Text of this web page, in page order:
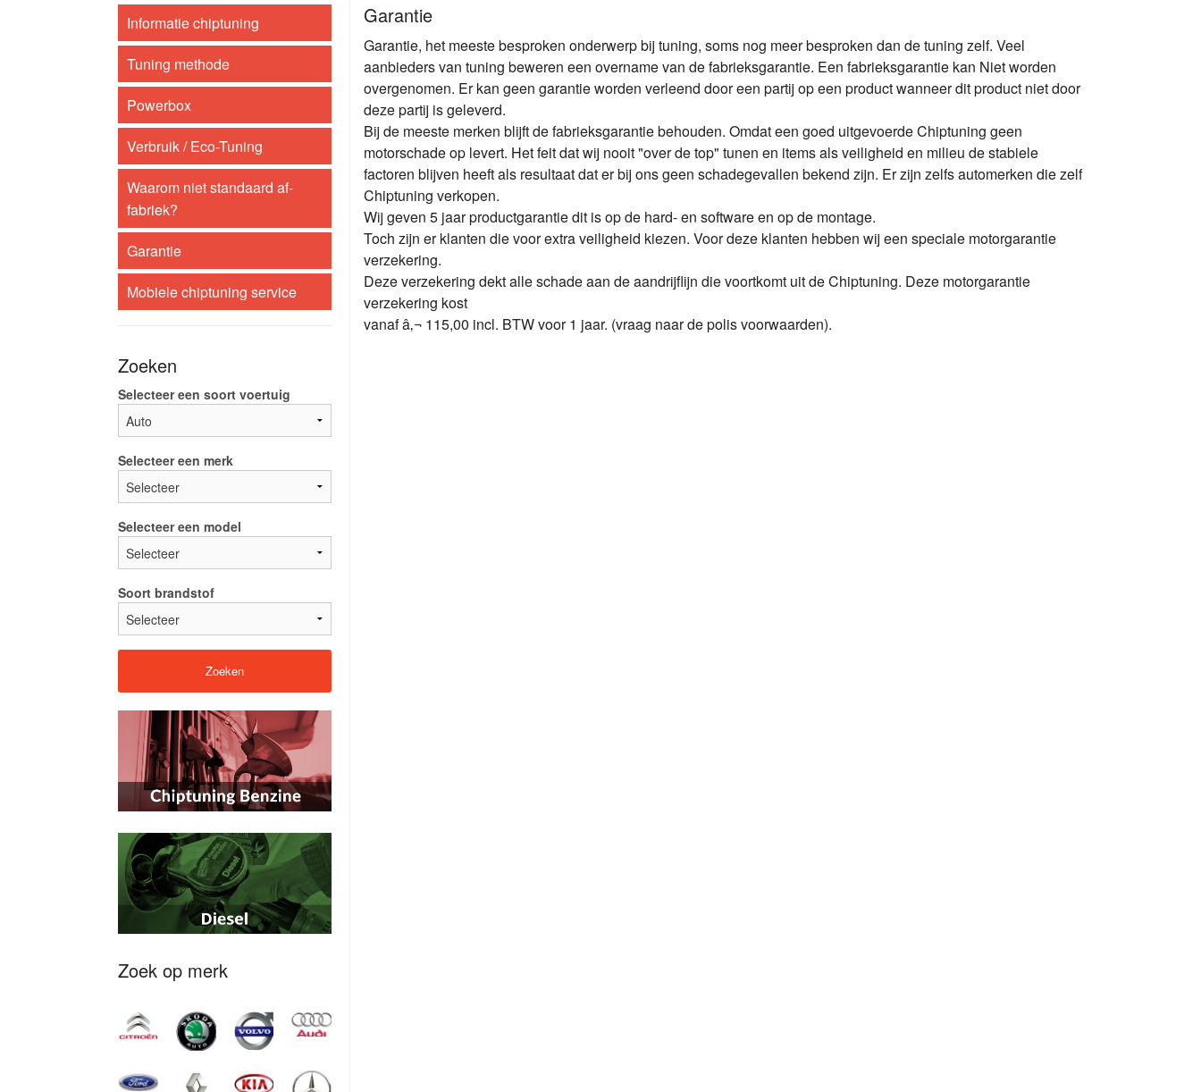
Informatie chiptuning
Tuning methode
Powerbox
Verbruik / Eco-Tuning
Waarom niet standaard af-
fabriek?
Garantie
Mobiele chiptuning service
Zoeken
Selecteer een soort voertuig
Selecteer een merk
Selecteer een model
Soort brandstof
Zoek op merk
Garantie
Garantie, het meeste besproken onderwerp bij tuning, soms nog meer besproken dan de tuning zelf. Veel
aanbieders van tuning beweren een overname van de fabrieksgarantie. Een fabrieksgarantie kan Niet worden
overgenomen. Er kan geen garantie worden verleend door een partij op een product wanneer dit product niet door
deze partij is geleverd.
Bij de meeste merken blijft de fabrieksgarantie behouden. Omdat een goed uitgevoerde Chiptuning geen
motorschade op levert. Het feit dat wij nooit "over de top" tunen en items als veiligheid en milieu de stabiele
factoren blijven heeft als resultaat dat er bij ons geen schadegevallen bekend zijn. Er zijn zelfs automerken die zelf
Chiptuning verkopen.
Wij geven 5 jaar productgarantie dit is op de hard- en software en op de montage.
Toch zijn er klanten die voor extra veiligheid kiezen. Voor deze klanten hebben wij een speciale motorgarantie
verzekering.
Deze verzekering dekt alle schade aan de aandrijflijn die voortkomt uit de Chiptuning. Deze motorgarantie
verzekering kost
vanaf â‚¬ 115,00 incl. BTW voor 1 jaar. (vraag naar de polis voorwaarden).